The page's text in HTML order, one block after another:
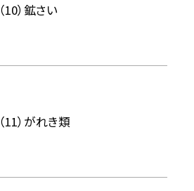
（10）鉱さい
（11）がれき類